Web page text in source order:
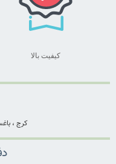
کیفیت بالا
کرج ،